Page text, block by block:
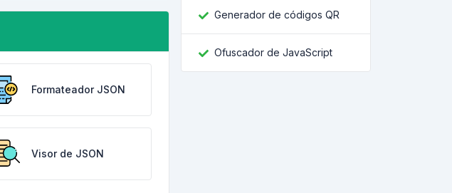
Formateador JSON
Visor de JSON
Generador de códigos QR
Ofuscador de JavaScript